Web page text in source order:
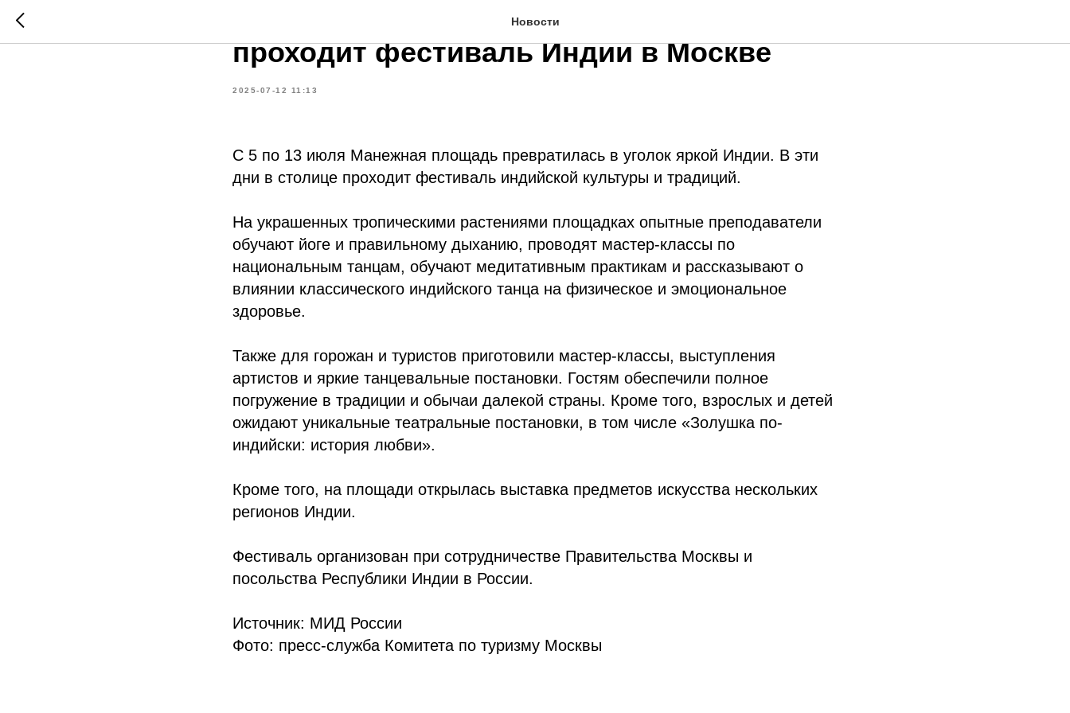
Новости
В Москве на Манежной площади
проходит фестиваль Индии в Москве
2025-07-12 11:13
С 5 по 13 июля Манежная площадь превратилась в уголок яркой Индии. В эти
дни в столице проходит фестиваль индийской культуры и традиций.
На украшенных тропическими растениями площадках опытные преподаватели
обучают йоге и правильному дыханию, проводят мастер-классы по
национальным танцам, обучают медитативным практикам и рассказывают о
влиянии классического индийского танца на физическое и эмоциональное
здоровье.
Также для горожан и туристов приготовили мастер-классы, выступления
артистов и яркие танцевальные постановки. Гостям обеспечили полное
погружение в традиции и обычаи далекой страны. Кроме того, взрослых и детей
ожидают уникальные театральные постановки, в том числе «Золушка по-
индийски: история любви».
Кроме того, на площади открылась выставка предметов искусства нескольких
регионов Индии.
Фестиваль организован при сотрудничестве Правительства Москвы и
посольства Республики Индии в России.
Источник: МИД России
Фото: пресс-служба Комитета по туризму Москвы